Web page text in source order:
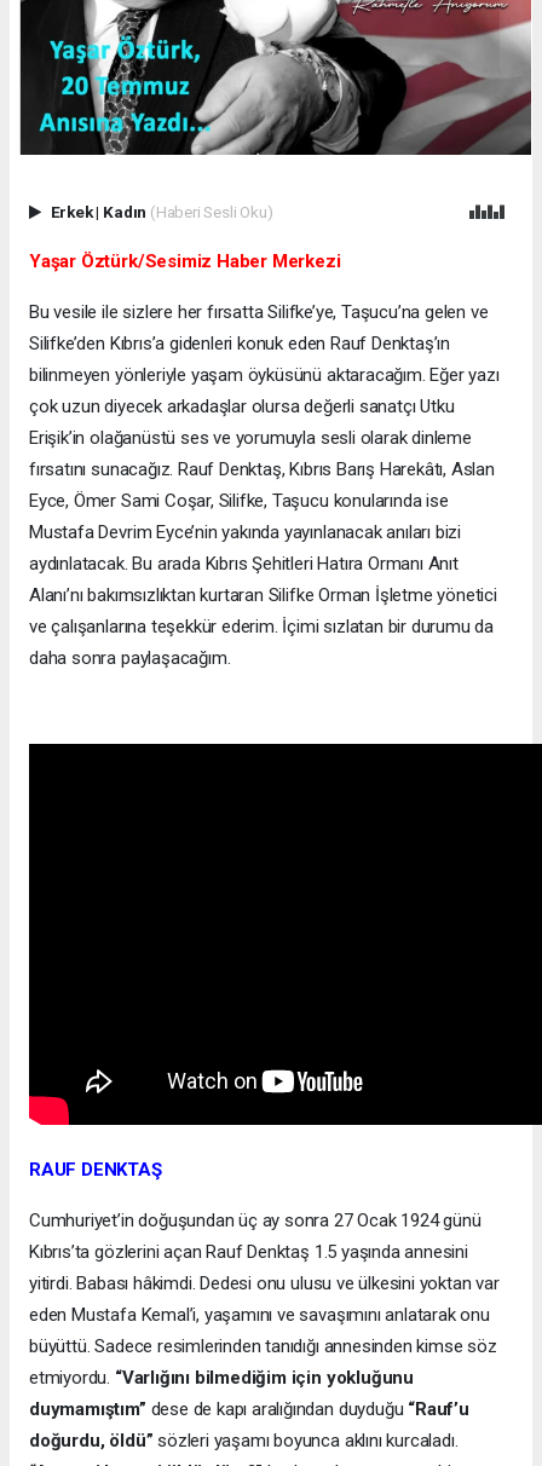
Erkek| Kadın (Haberi Sesli Oku)
Yaşar Öztürk/Sesimiz Haber Merkezi
Bu vesile ile sizlere her fırsatta Silifke’ye, Taşucu’na gelen ve
Silifke’den Kıbrıs’a gidenleri konuk eden Rauf Denktaş’ın
bilinmeyen yönleriyle yaşam öyküsünü aktaracağım. Eğer yazı
çok uzun diyecek arkadaşlar olursa değerli sanatçı Utku
Erişik’in olağanüstü ses ve yorumuyla sesli olarak dinleme
fırsatını sunacağız. Rauf Denktaş, Kıbrıs Barış Harekâtı, Aslan
Eyce, Ömer Sami Coşar, Silifke, Taşucu konularında ise
Mustafa Devrim Eyce’nin yakında yayınlanacak anıları bizi
aydınlatacak. Bu arada Kıbrıs Şehitleri Hatıra Ormanı Anıt
Alanı’nı bakımsızlıktan kurtaran Silifke Orman İşletme yönetici
ve çalışanlarına teşekkür ederim. İçimi sızlatan bir durumu da
daha sonra paylaşacağım.
RAUF DENKTAŞ
Cumhuriyet’in doğuşundan üç ay sonra 27 Ocak 1924 günü
Kıbrıs’ta gözlerini açan Rauf Denktaş 1.5 yaşında annesini
yitirdi. Babası hâkimdi. Dedesi onu ulusu ve ülkesini yoktan var
eden Mustafa Kemal’i, yaşamını ve savaşımını anlatarak onu
büyüttü. Sadece resimlerinden tanıdığı annesinden kimse söz
etmiyordu. “Varlığını bilmediğim için yokluğunu
duymamıştım” dese de kapı aralığından duyduğu “Rauf’u
doğurdu, öldü” sözleri yaşamı boyunca aklını kurcaladı.